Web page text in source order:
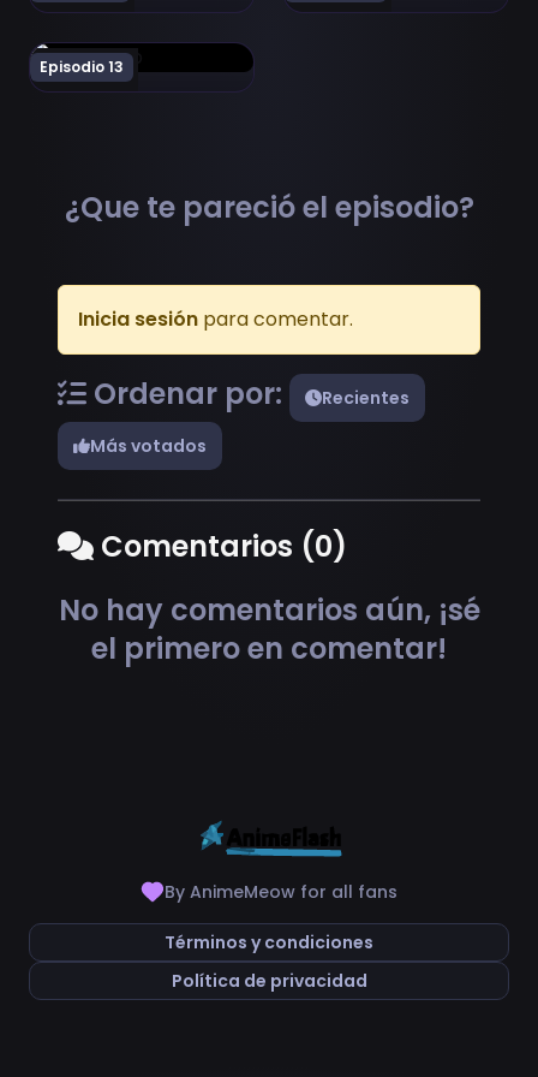
Episodio 13
Ver Gundam Build Divers Re:Rise 2nd Season Episodio
¿Que te pareció el episodio?
Inicia sesión para comentar.
Ordenar por:
Recientes
Más votados
Comentarios (0)
No hay comentarios aún, ¡sé
el primero en comentar!
By AnimeMeow for all fans
Términos y condiciones
Política de privacidad